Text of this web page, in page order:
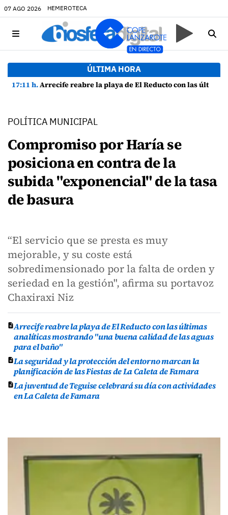
07 AGO 2026 HEMEROTECA
ÚLTIMA HORA
17:11 h.Arrecife reabre la playa de El Reducto con las últimas analíticas mostrando "una buena calidad de las aguas para el baño"
POLÍTICA MUNICIPAL
Compromiso por Haría se
posiciona en contra de la
subida "exponencial" de la tasa
de basura
“El servicio que se presta es muy
mejorable, y su coste está
sobredimensionado por la falta de orden y
seriedad en la gestión", afirma su portavoz
Chaxiraxi Niz
Arrecife reabre la playa de El Reducto con las últimas
analíticas mostrando "una buena calidad de las aguas
para el baño"
La seguridad y la protección del entorno marcan la
planificación de las Fiestas de La Caleta de Famara
La juventud de Teguise celebrará su día con actividades
en La Caleta de Famara